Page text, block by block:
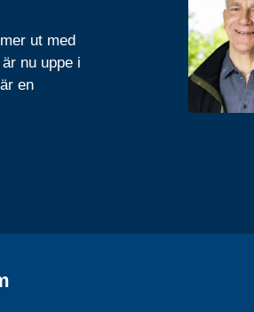
ut med
nu uppe i
en